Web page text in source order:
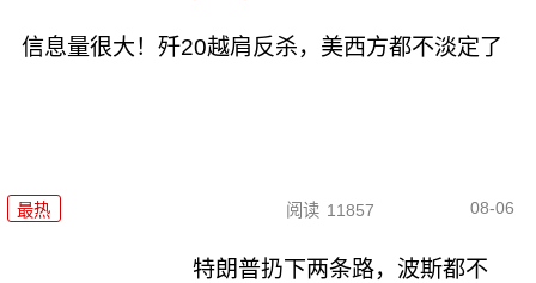
信息量很大！歼20越肩反杀，美西方都不淡定了
最热 阅读 11857 08-06
特朗普扔下两条路，波斯都不